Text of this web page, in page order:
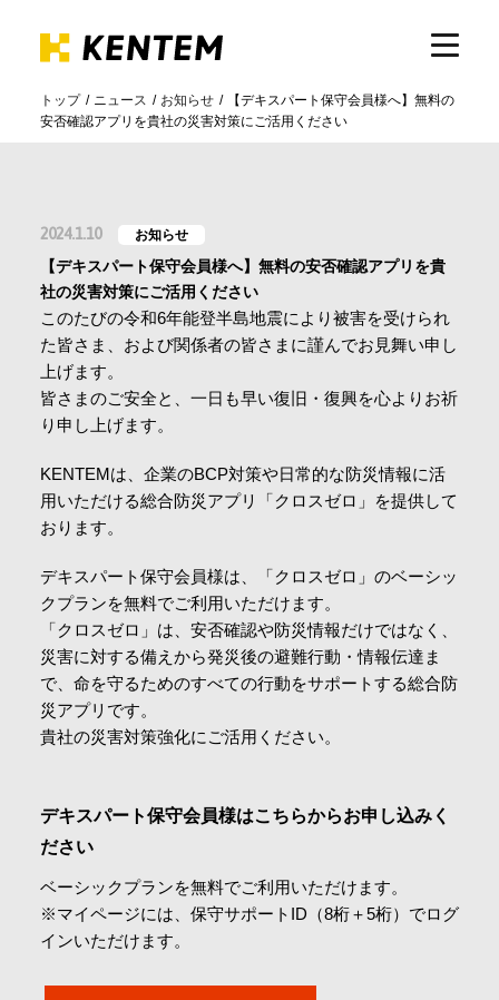
製品・サービス
導入事例
サポート
会社情報
採用情報
お問合せ・申込
サイト内検索
トップ ニュース お知らせ
【デキスパート保守会員様へ】無料の
安否確認アプリを貴社の災害対策にご活用ください
2024.1.10 お知らせ
【デキスパート保守会員様へ】無料の安否確認アプリを貴
社の災害対策にご活用ください
このたびの令和6年能登半島地震により被害を受けられ
た皆さま、および関係者の皆さまに謹んでお見舞い申し
上げます。
皆さまのご安全と、一日も早い復旧・復興を心よりお祈
り申し上げます。
KENTEMは、企業のBCP対策や日常的な防災情報に活
用いただける総合防災アプリ「クロスゼロ」を提供して
おります。
デキスパート保守会員様は、「クロスゼロ」のベーシッ
クプランを無料でご利用いただけます。
「クロスゼロ」は、安否確認や防災情報だけではなく、
災害に対する備えから発災後の避難行動・情報伝達ま
で、命を守るためのすべての行動をサポートする総合防
災アプリです。
貴社の災害対策強化にご活用ください。
デキスパート保守会員様はこちらからお申し込みく
ださい​
ベーシックプランを無料でご利用いただけます。
※マイページには、保守サポートID（8桁＋5桁）でログ
インいただけます。